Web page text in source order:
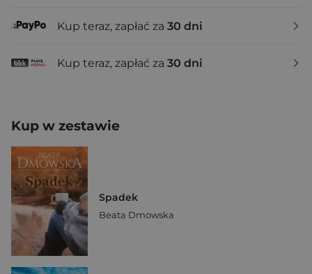
Kup teraz, zapłać za 30 dni
Kup teraz, zapłać za 30 dni
Kup w zestawie
Spadek
Beata Dmowska